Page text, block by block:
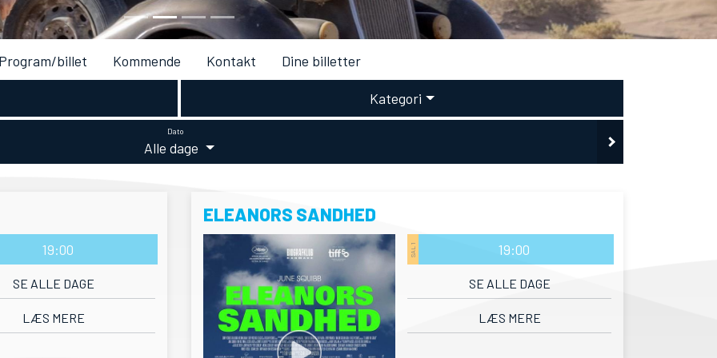
Program/billet Kommende Kontakt Dine billetter
Kategori
Dato
Alle dage
19:00
SE ALLE DAGE
LÆS MERE
ELEANORS SANDHED
SAL 1 19:00
SE ALLE DAGE
LÆS MERE